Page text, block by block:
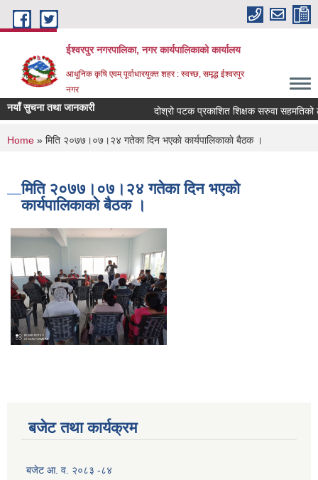
Skip to main content
ईश्वरपुर नगरपालिका, नगर कार्यपालिकाको कार्यालय
आधुनिक कृषि एवम् पूर्वाधारयुक्त शहर : स्वच्छ, समृद्ध ईश्वरपुर
नगर
नयाँ सुचना तथा जानकारी दोश्रो पटक प्रकाशित शिक्षक सरुवा सहमतिको
You are here
Home » मिति २०७७।०७।२४ गतेका दिन भएकाे कार्यपालिकाकाे बैठक ।
मिति २०७७।०७।२४ गतेका दिन भएकाे
कार्यपालिकाकाे बैठक ।
बजेट तथा कार्यक्रम
बजेट आ. व. २०८३ -८४